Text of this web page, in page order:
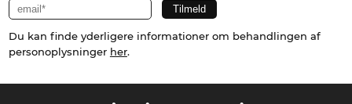
Du kan finde yderligere informationer om behandlingen af
personoplysninger her.